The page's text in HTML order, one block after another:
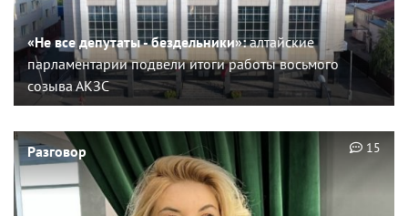
«Не все депутаты - бездельники»:алтайские
парламентарии подвели итоги работы восьмого
созыва АКЗС
Разговор 15